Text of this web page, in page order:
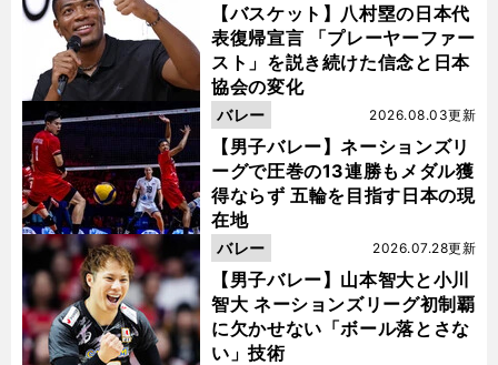
【バスケット】八村塁の日本代
表復帰宣言 「プレーヤーファー
スト」を説き続けた信念と日本
協会の変化
【男子バレー】ネーションズリ
ーグで圧巻の13連勝もメダル獲
得ならず 五輪を目指す日本の現
在地
2026.08.03更新
バレー
【男子バレー】山本智大と小川
智大 ネーションズリーグ初制覇
に欠かせない「ボール落とさな
い」技術
2026.07.28更新
バレー